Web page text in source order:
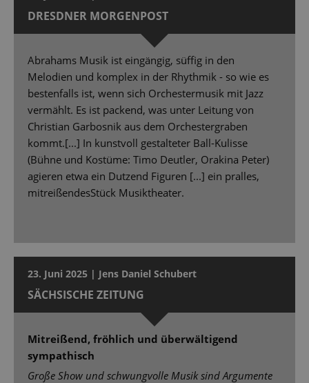
DRESDNER MORGENPOST
Abrahams Musik ist eingängig, süffig in den
Melodien und komplex in der Rhythmik - so wie es
bestenfalls ist, wenn sich Orchestermusik mit Jazz
vermählt. Es ist packend, was unter Leitung von
Christian Garbosnik aus dem Orchestergraben
kommt.[...] In kunstvoll gestalteter Ball-Kulisse
(Bühne und Kostüme: Timo Deutler, Orakina Peter)
agieren etwa ein Dutzend Figuren [...] ein pralles,
mitreißendesStück Musiktheater.
23. Juni 2025 | Jens Daniel Schubert
SÄCHSISCHE ZEITUNG
Mitreißend, fröhlich und überwältigend
sympathisch
Große Show und schwungvolle Musik sind Argumente